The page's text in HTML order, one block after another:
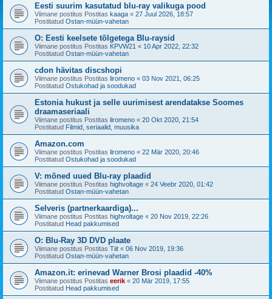
Eesti suurim kasutatud blu-ray valikuga pood
Viimane postitus Postitas kaaga « 27 Juul 2026, 18:57
Postitatud Ostan-müün-vahetan
O: Eesti keelsete tõlgetega Blu-raysid
Viimane postitus Postitas KPVW21 « 10 Apr 2022, 22:32
Postitatud Ostan-müün-vahetan
cdon hävitas discshopi
Viimane postitus Postitas liromeno « 03 Nov 2021, 06:25
Postitatud Ostukohad ja soodukad
Estonia hukust ja selle uurimisest arendatakse Soomes
draamaseriaali
Viimane postitus Postitas liromeno « 20 Okt 2020, 21:54
Postitatud Filmid, seriaalid, muusika
Amazon.com
Viimane postitus Postitas liromeno « 22 Mär 2020, 20:46
Postitatud Ostukohad ja soodukad
V: mõned uued Blu-ray plaadid
Viimane postitus Postitas highvoltage « 24 Veebr 2020, 01:42
Postitatud Ostan-müün-vahetan
Selveris (partnerkaardiga)...
Viimane postitus Postitas highvoltage « 20 Nov 2019, 22:26
Postitatud Head pakkumised
O: Blu-Ray 3D DVD plaate
Viimane postitus Postitas Tiit « 06 Nov 2019, 19:36
Postitatud Ostan-müün-vahetan
Amazon.it: erinevad Warner Brosi plaadid -40%
Viimane postitus Postitas eerik « 20 Mär 2019, 17:55
Postitatud Head pakkumised